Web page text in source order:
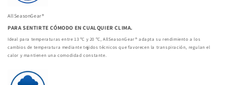
AllSeasonGear®
PARA SENTIRTE CÓMODO EN CUALQUIER CLIMA.
Ideal para temperaturas entre 13 ºC y 20 ºC, AllSeasonGear® adapta su rendimiento a los
cambios de temperatura mediante tejidos técnicos que favorecen la transpiración, regulan el
calor y mantienen una comodidad constante.